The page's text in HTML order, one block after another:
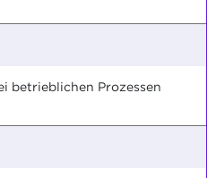
betrieblichen Prozessen